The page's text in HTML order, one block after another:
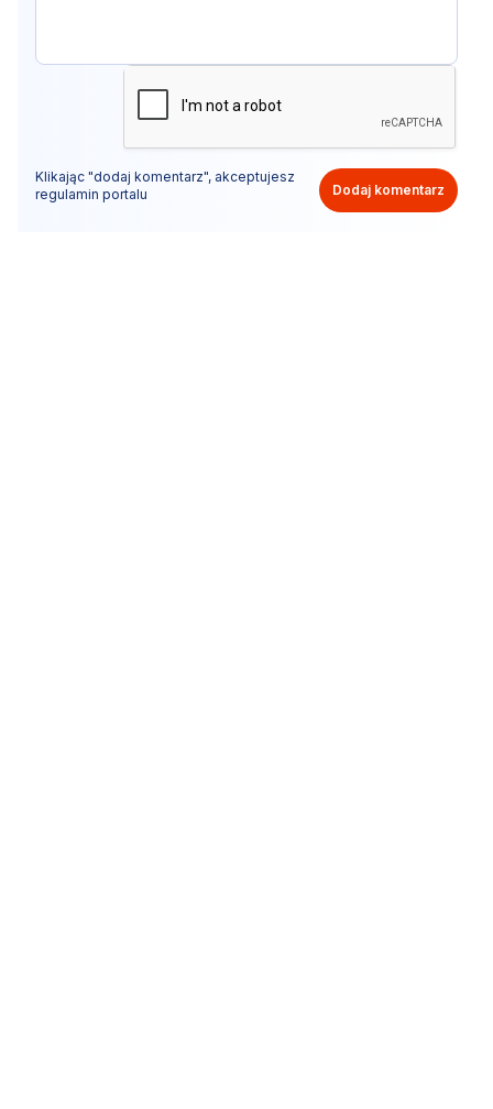
Klikając "dodaj komentarz", akceptujesz
regulamin portalu
Dodaj komentarz